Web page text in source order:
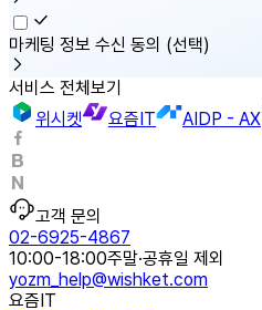
마케팅 정보 수신 동의 (선택)
서비스 전체보기
위시켓
요즘IT AIDP - AX
고객 문의
02-6925-4867
10:00-18:00주말·공휴일 제외
yozm_help@wishket.com
요즘IT